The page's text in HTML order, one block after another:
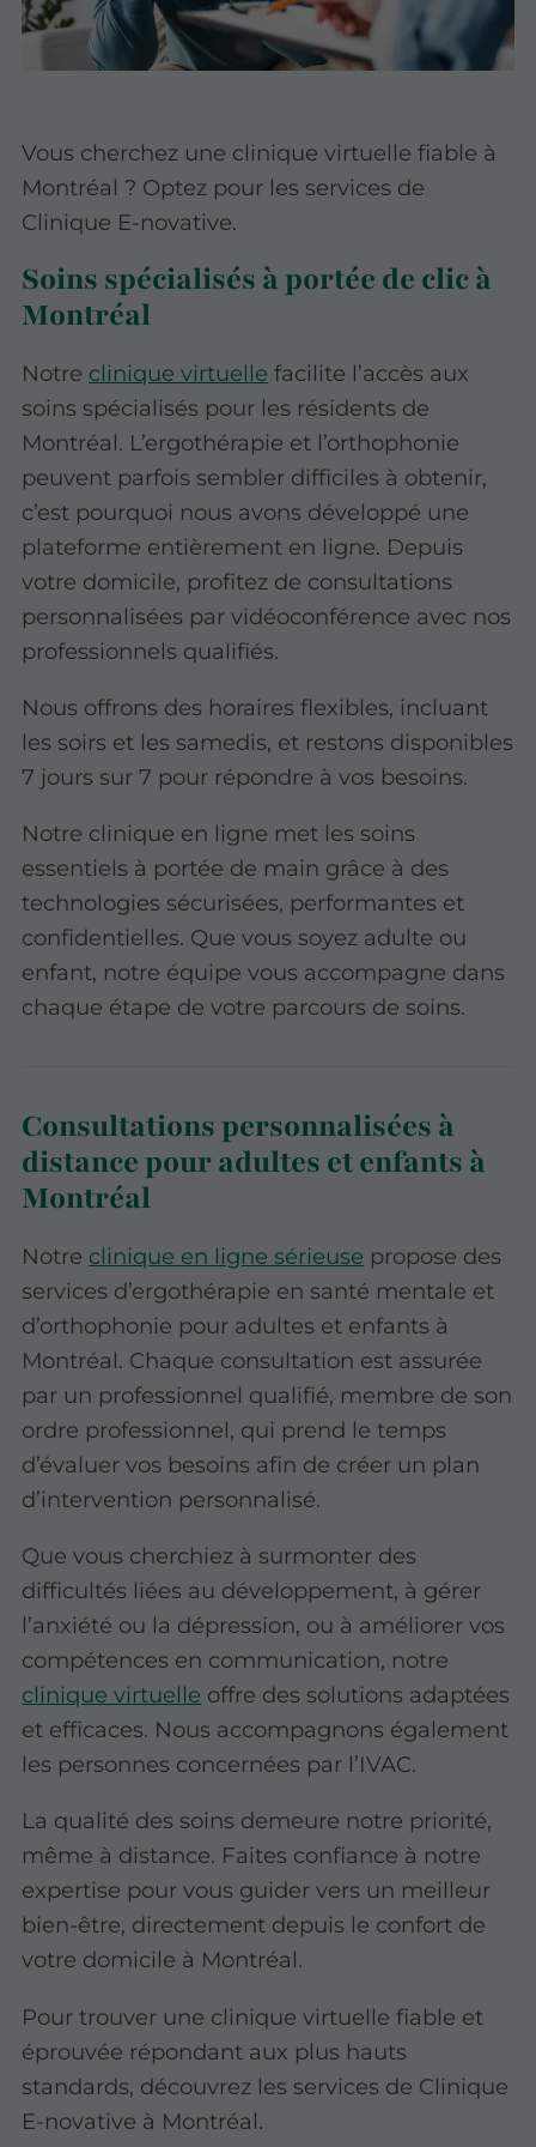
Vous cherchez une clinique virtuelle fiable à
Montréal ? Optez pour les services de
Clinique E-novative.
Soins spécialisés à portée de clic à
Montréal
Notre clinique virtuelle facilite l’accès aux
soins spécialisés pour les résidents de
Montréal. L’ergothérapie et l’orthophonie
peuvent parfois sembler difficiles à obtenir,
c’est pourquoi nous avons développé une
plateforme entièrement en ligne. Depuis
votre domicile, profitez de consultations
personnalisées par vidéoconférence avec nos
professionnels qualifiés.
Nous offrons des horaires flexibles, incluant
les soirs et les samedis, et restons disponibles
7 jours sur 7 pour répondre à vos besoins.
Notre clinique en ligne met les soins
essentiels à portée de main grâce à des
technologies sécurisées, performantes et
confidentielles. Que vous soyez adulte ou
enfant, notre équipe vous accompagne dans
chaque étape de votre parcours de soins.
Consultations personnalisées à
distance pour adultes et enfants à
Montréal
Notre clinique en ligne sérieuse propose des
services d’ergothérapie en santé mentale et
d’orthophonie pour adultes et enfants à
Montréal. Chaque consultation est assurée
par un professionnel qualifié, membre de son
ordre professionnel, qui prend le temps
d’évaluer vos besoins afin de créer un plan
d’intervention personnalisé.
Que vous cherchiez à surmonter des
difficultés liées au développement, à gérer
l’anxiété ou la dépression, ou à améliorer vos
compétences en communication, notre
clinique virtuelle offre des solutions adaptées
et efficaces. Nous accompagnons également
les personnes concernées par l’IVAC.
La qualité des soins demeure notre priorité,
même à distance. Faites confiance à notre
expertise pour vous guider vers un meilleur
bien-être, directement depuis le confort de
votre domicile à Montréal.
Pour trouver une clinique virtuelle fiable et
éprouvée répondant aux plus hauts
standards, découvrez les services de Clinique
E-novative à Montréal.